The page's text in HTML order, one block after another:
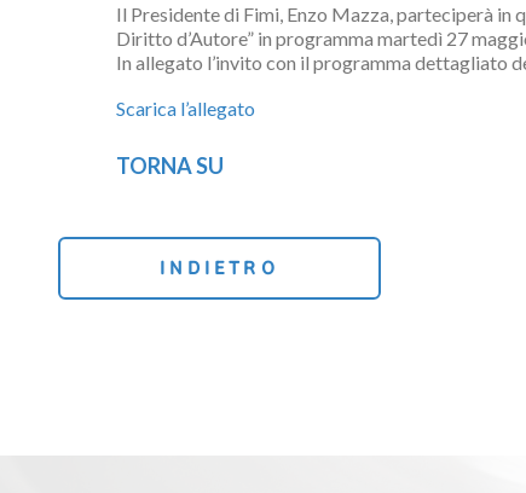
Il Presidente di Fimi, Enzo Mazza, parteciperà in
Diritto d’Autore” in programma martedì 27
In allegato l’invito con il programma dettagliato
Scarica l’allegato
TORNA SU
INDIETRO